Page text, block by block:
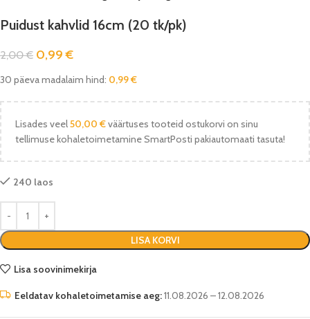
Puidust kahvlid 16cm (20 tk/pk)
2,00€ 0,99€
30 päeva madalaim hind: 0,99€
Lisades veel50,00 €väärtuses tooteid ostukorvi on sinu
tellimuse kohaletoimetamine SmartPosti pakiautomaati tasuta!
240 laos
LISA KORVI
Lisa soovinimekirja
Eeldatav kohaletoimetamise aeg:11.08.2026 – 12.08.2026